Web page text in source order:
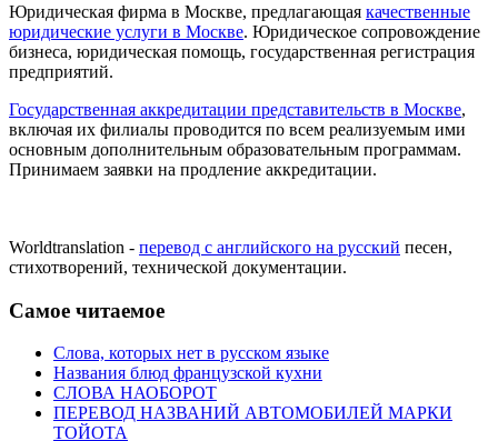
Юридическая фирма в Москве, предлагающая качественные
юридические услуги в Москве. Юридическое сопровождение
бизнеса, юридическая помощь, государственная регистрация
предприятий.
Государственная аккредитации представительств в Москве,
включая их филиалы проводится по всем реализуемым ими
основным дополнительным образовательным программам.
Принимаем заявки на продление аккредитации.
Worldtranslation - перевод с английского на русский песен,
стихотворений, технической документации.
Самое читаемое
Слова, которых нет в русском языке
Названия блюд французской кухни
СЛОВА НАОБОРОТ
ПЕРЕВОД НАЗВАНИЙ АВТОМОБИЛЕЙ МАРКИ
ТОЙОТА